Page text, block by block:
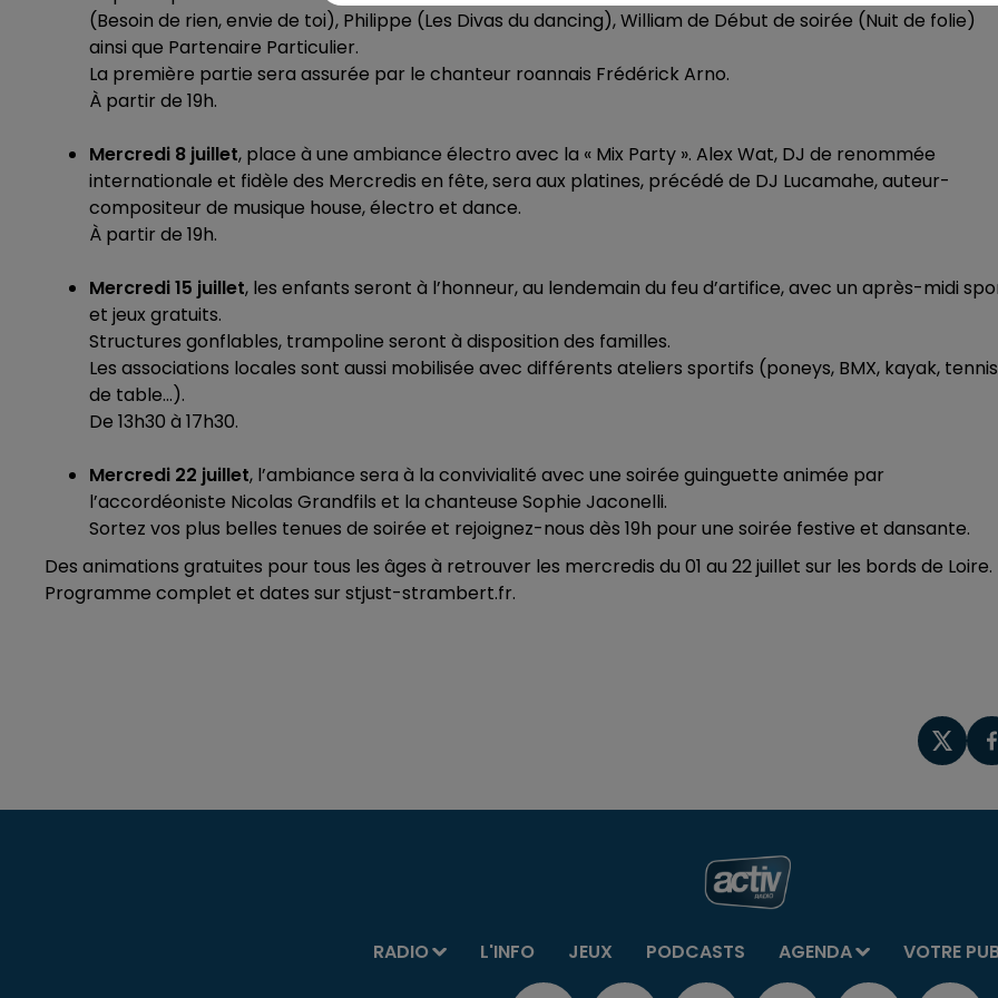
(Besoin de rien, envie de toi), Philippe (Les Divas du dancing), William de Début de soirée (Nuit de folie)
ainsi que Partenaire Particulier.
La première partie sera assurée par le chanteur roannais Frédérick Arno.
À partir de 19h.
Mercredi 8 juillet, place à une ambiance électro avec la « Mix Party ». Alex Wat, DJ de renommée
internationale et fidèle des Mercredis en fête, sera aux platines, précédé de DJ Lucamahe, auteur-
compositeur de musique house, électro et dance.
À partir de 19h.
Mercredi 15 juillet, les enfants seront à l’honneur, au lendemain du feu d’artifice, avec un après-midi
et jeux gratuits.
Structures gonflables, trampoline seront à disposition des familles.
Les associations locales sont aussi mobilisée avec différents ateliers sportifs (poneys, BMX, kayak, tennis
de table…).
De 13h30 à 17h30.
Mercredi 22 juillet, l’ambiance sera à la convivialité avec une soirée guinguette animée par
l’accordéoniste Nicolas Grandfils et la chanteuse Sophie Jaconelli.
Sortez vos plus belles tenues de soirée et rejoignez-nous dès 19h pour une soirée festive et dansante.
Des animations gratuites pour tous les âges à retrouver les mercredis du 01 au 22 juillet sur les bords de Loire.
Programme complet et dates sur stjust-strambert.fr.
RADIO L'INFO JEUX PODCASTS AGENDA VOTRE